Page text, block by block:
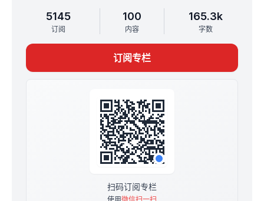
写作、阅读、时间管理、知识管理、制作课程、高效沟
通、快速成交、朋友圈营销、执行力提升、目标管理等
总之，自由职业没有你想象的那么浪漫，需要持续精进和
终身学习，希望这个手册可以帮助你有效避坑。
记得添加我微信 lanzghk 顺便领取一份10万字自由职业大
5145
订阅
100
内容
165.3k
字数
订阅专栏
扫码订阅专栏